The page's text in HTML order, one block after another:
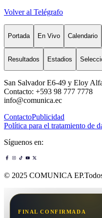
Volver al Telégrafo
Portada En Vivo Calendario
Resultados Estadios
San Salvador E6-49 y Eloy
Contacto: +593 98 777 7778
info@comunica.ec
ContactoPublicidad
Política para el tratamiento de
Síguenos en:
© 2025 COMUNICA
FINAL CONFIRMADA